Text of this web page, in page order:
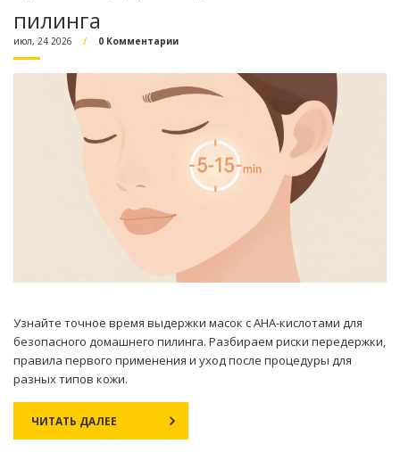
пилинга
июл, 24 2026 0 Комментарии
Узнайте точное время выдержки масок с AHA-кислотами для
безопасного домашнего пилинга. Разбираем риски передержки,
правила первого применения и уход после процедуры для
разных типов кожи.
ЧИТАТЬ ДАЛЕЕ